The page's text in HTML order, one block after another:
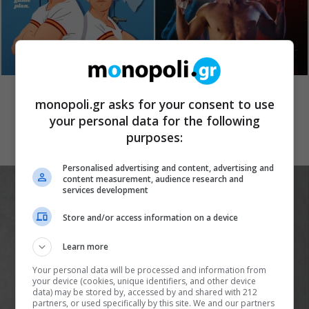
ΒΙΒΛΙΑ
Η νέα μεγάλη κίνηση στις queer
ερωτικές ιστορίες
monopoli.gr asks for your consent to use
your personal data for the following
purposes:
Personalised advertising and content, advertising and
content measurement, audience research and
services development
Store and/or access information on a device
Learn more
Your personal data will be processed and information from
your device (cookies, unique identifiers, and other device
data) may be stored by, accessed by and shared with 212
partners, or used specifically by this site. We and our partners